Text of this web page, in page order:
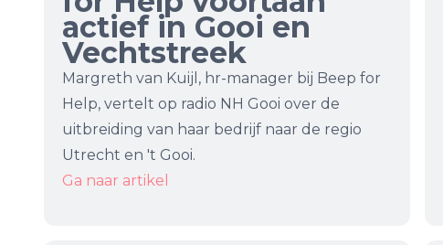
actief in Gooi en
Vechtstreek
Margreth van Kuijl, hr-manager bij Beep for
Help, vertelt op radio NH Gooi over de
uitbreiding van haar bedrijf naar de regio
Utrecht en 't Gooi.
Ga naar artikel